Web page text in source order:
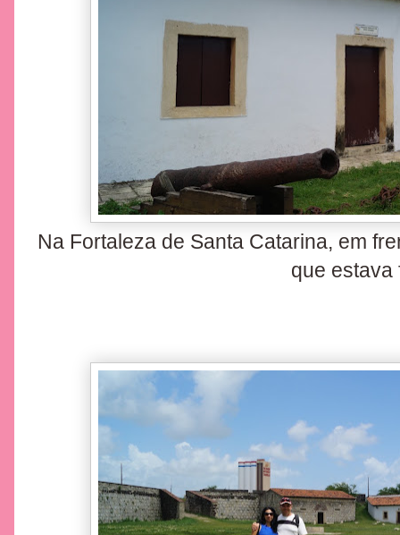
Na Fortaleza de Santa Catarina, em
que estava